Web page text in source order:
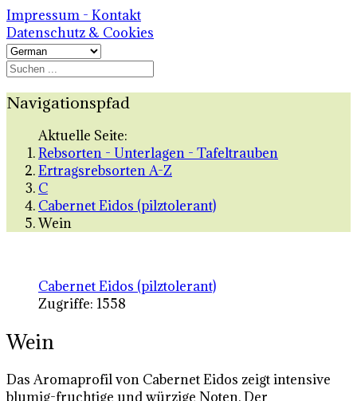
Impressum - Kontakt
Datenschutz & Cookies
Navigationspfad
Aktuelle Seite:
Rebsorten - Unterlagen - Tafeltrauben
Ertragsrebsorten A-Z
C
Cabernet Eidos (pilztolerant)
Wein
Cabernet Eidos (pilztolerant)
Zugriffe: 1558
Wein
Das Aromaprofil von Cabernet Eidos zeigt intensive
blumig-fruchtige und würzige Noten. Der